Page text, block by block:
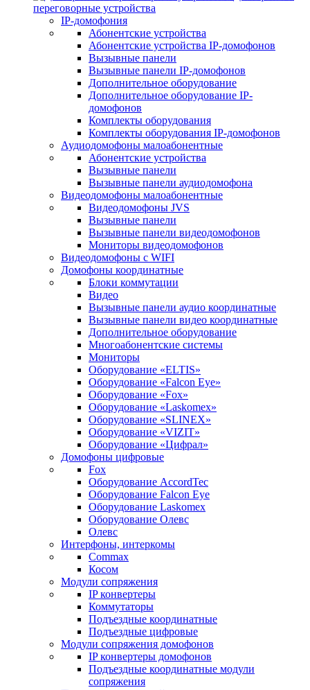
переговорные устройства
IP-домофония
Абонентские устройства
Абонентские устройства IP-домофонов
Вызывные панели
Вызывные панели IP-домофонов
Дополнительное оборудование
Дополнительное оборудование IP-
домофонов
Комплекты оборудования
Комплекты оборудования IP-домофонов
Аудиодомофоны малоабонентные
Абонентские устройства
Вызывные панели
Вызывные панели аудиодомофона
Видеодомофоны малоабонентные
Видеодомофоны JVS
Вызывные панели
Вызывные панели видеодомофонов
Мониторы видеодомофонов
Видеодомофоны с WIFI
Домофоны координатные
Блоки коммутации
Видео
Вызывные панели аудио координатные
Вызывные панели видео координатные
Дополнительное оборудование
Многоабонентские системы
Мониторы
Оборудование «ELTIS»
Оборудование «Falcon Eye»
Оборудование «Fox»
Оборудование «Laskomex»
Оборудование «SLINEX»
Оборудование «VIZIT»
Оборудование «Цифрал»
Домофоны цифровые
Fox
Оборудование AccordTec
Оборудование Falcon Eye
Оборудование Laskomex
Оборудование Олевс
Олевс
Интерфоны, интеркомы
Commax
Косом
Модули сопряжения
IP конвертеры
Коммутаторы
Подъездные координатные
Подъездные цифровые
Модули сопряжения домофонов
IP конвертеры домофонов
Подъездные координатные модули
сопряжения